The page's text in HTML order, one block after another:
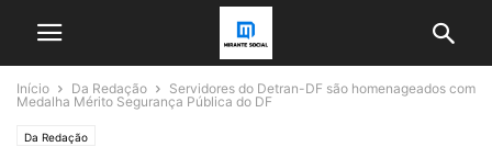
Início Da Redação
Servidores do Detran-DF são homenageados com
Medalha Mérito Segurança Pública do DF
Da Redação